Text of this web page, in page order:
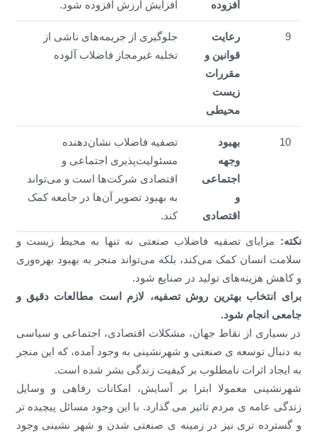
افزوده
افزایش ارزش افزوده شود.
9
رعایت
قوانین و
مقررات
زیست
محیطی
جلوگیری از جریمه‌های ناشی از
تخلیه غیرمجاز فاضلاب آلوده
10
بهبود
وجهه
اجتماعی
و
اقتصادی
تصفیه فاضلاب نشان‌دهنده
مسئولیت‌پذیری اجتماعی و
اقتصادی شرکت‌ها است و می‌تواند
به بهبود تصویر آن‌ها در جامعه کمک
کند.
نکته: مزایای تصفیه فاضلاب صنعتی نه تنها به محیط زیست و
سلامت انسان کمک می‌کند، بلکه می‌تواند منجر به بهبود بهره‌وری
و کاهش هزینه‌های تولید در صنایع شود.
برای انتخاب بهترین روش تصفیه، لازم است مطالعات دقیق و
جامعی انجام شود.
در بسیاری از نقاط جهان، مشکلات اقتصادی، اجتماعی و سیاسی
به دنبال توسعه ی صنعتی و شهرنشینی به وجود آمده، که این منجر
به ایجاد اثرات نامطلوب بر کیفیت زندگی بشر شده است.
شهرنشینی معمولا ابترا بر آسایش، امکانات رفاهی و وسایل
زندگی عامه ی مردم تاثیر می گذارد. با این وجود مسائل پیچیده تر
و گسترده تری نیز در زمینه ی صنعتی شدن و شهر نشینی وجود